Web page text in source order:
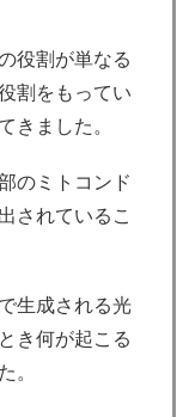
役割が単なる
割をもってい
きました。
のミトコンド
されているこ
生成される光
き何が起こる
。